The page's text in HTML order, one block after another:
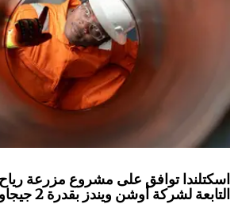
اسكتلندا توافق على مشروع مزرعة رياح
التابعة لشركة أوشن ويندز بقدرة 2 جيجاواط